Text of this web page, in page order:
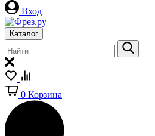
Вход
Каталог
0 Корзина